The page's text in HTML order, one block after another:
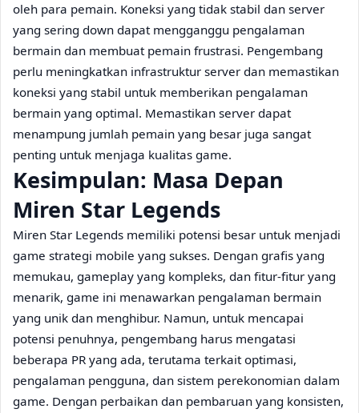
oleh para pemain. Koneksi yang tidak stabil dan server
yang sering down dapat mengganggu pengalaman
bermain dan membuat pemain frustrasi. Pengembang
perlu meningkatkan infrastruktur server dan memastikan
koneksi yang stabil untuk memberikan pengalaman
bermain yang optimal. Memastikan server dapat
menampung jumlah pemain yang besar juga sangat
penting untuk menjaga kualitas game.
Kesimpulan: Masa Depan
Miren Star Legends
Miren Star Legends memiliki potensi besar untuk menjadi
game strategi mobile yang sukses. Dengan grafis yang
memukau, gameplay yang kompleks, dan fitur-fitur yang
menarik, game ini menawarkan pengalaman bermain
yang unik dan menghibur. Namun, untuk mencapai
potensi penuhnya, pengembang harus mengatasi
beberapa PR yang ada, terutama terkait optimasi,
pengalaman pengguna, dan sistem perekonomian dalam
game. Dengan perbaikan dan pembaruan yang konsisten,